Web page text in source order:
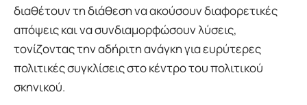
διαθέτουν τη διάθεση να ακούσουν διαφορετικές
απόψεις και να συνδιαμορφώσουν λύσεις,
τονίζοντας την αδήριτη ανάγκη για ευρύτερες
πολιτικές συγκλίσεις στο κέντρο του πολιτικού
σκηνικού.